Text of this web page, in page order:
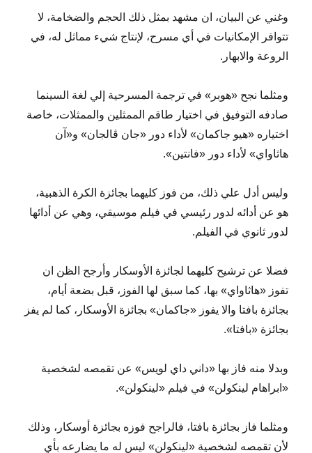
وغني عن البيان، ان مشهد بمثل ذلك الحجم والضخامة، لا
تتوافر الإمكانيات في أي مسرح، لإنتاج شيء مماثل له، في
الروعة والابهار.
ومثلما نجح «هوبر» في ترجمة المسرحية إلي لغة السينما
صادفه التوفيق في اختيار طاقم الممثلين والممثلات، خاصة
اختياره «هيو جاكمان» لأداء دور «جان ڤالجان» و«آن
هاثاواي» لأداء دور «فانتين».
وليس أدل علي ذلك، من فوز كليهما بجائزة الكرة الذهبية،
هو عن أدائه لدور رئيسي في فيلم موسيقي، وهي عن أدائها
لدور ثانوي في الفيلم.
فضلا عن ترشيح كليهما لجائزة الأوسكار وأرجح الظن ان
تفوز «هاثاواي» بها، كما سبق لها الفوز، قبل بضعة أيام،
بجائزة بافتا والا يفوز «جاكمان» بجائزة الأوسكار، كما لم يفز
بجائزة «بافتا».
وبدلا منه فاز بها «داني داي لويس» عن تقمصه لشخصية
«ابراهام لينكولن» في فيلم «لينكولن».
ومثلما فاز بجائزة بافتا، فالراجح فوزه بجائزة أوسكار، وذلك
لأن تقمصه لشخصية «لينكولن» ليس له ما يضارعه بأي